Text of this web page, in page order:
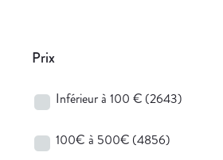
Prix
Inférieur à 100 € (2643)
100€ à 500€ (4856)